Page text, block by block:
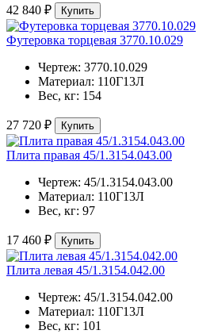
42 840 ₽ Купить
Футеровка торцевая 3770.10.029
Чертеж: 3770.10.029
Материал: 110Г13Л
Вес, кг: 154
27 720 ₽ Купить
Плита правая 45/1.3154.043.00
Чертеж: 45/1.3154.043.00
Материал: 110Г13Л
Вес, кг: 97
17 460 ₽ Купить
Плита левая 45/1.3154.042.00
Чертеж: 45/1.3154.042.00
Материал: 110Г13Л
Вес, кг: 101